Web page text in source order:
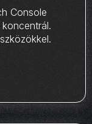
Console